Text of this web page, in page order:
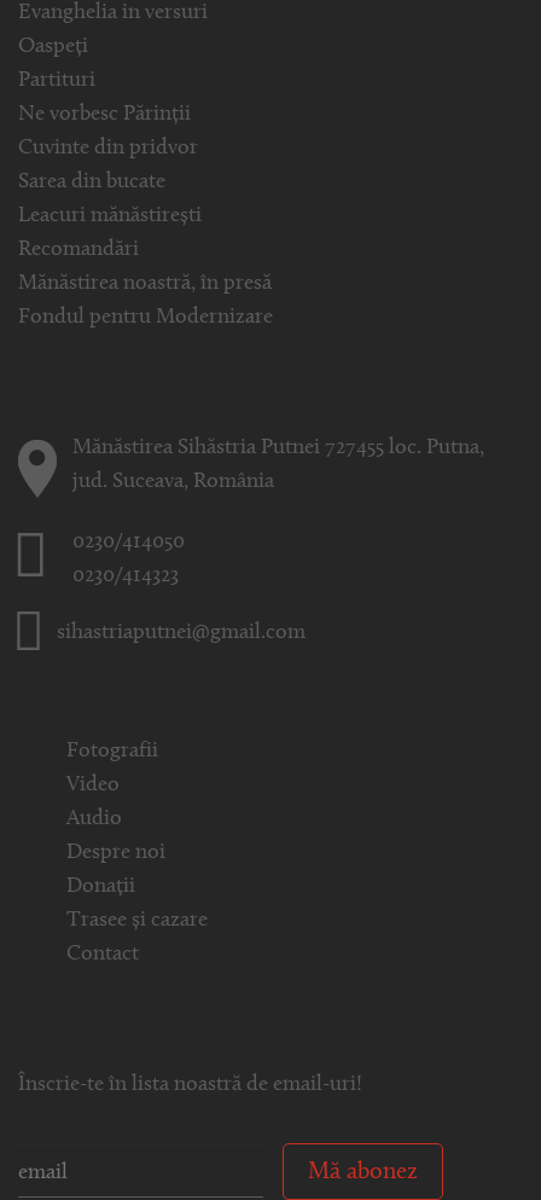
Evanghelia in versuri
Oaspeți
Partituri
Ne vorbesc Părinții
Cuvinte din pridvor
Sarea din bucate
Leacuri mănăstirești
Recomandări
Mănăstirea noastră, în presă
Fondul pentru Modernizare
Mănăstirea Sihăstria Putnei 727455 loc. Putna,
jud. Suceava, România
0230/414050
0230/414323
sihastriaputnei@gmail.com
Fotografii
Video
Audio
Despre noi
Donații
Trasee și cazare
Contact
Înscrie-te în lista noastră de email-uri!
Mă abonez